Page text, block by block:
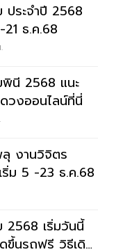
ประจำปี 2568
21 ธ.ค.68
นี 2568 แนะ
วงออนไลน์ที่นี่
งานวิจิตร
ริ่ม 5 -23 ธ.ค.68
2568 เริ่มวันนี้
ขึ้นรถฟรี วิธีเดิน